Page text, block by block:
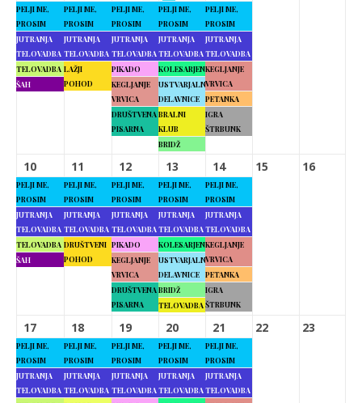
PELJI ME,
PROSIM
JUTRANJA
TELOVADBA
TELOVADBA
ŠAH
PELJI ME,
PROSIM
JUTRANJA
TELOVADBA
LAŽJI
POHOD
PELJI ME,
PROSIM
JUTRANJA
TELOVADBA
PIKADO
KEGLJANJE
VRVICA
DRUŠTVENA
PISARNA
PELJI ME,
PROSIM
JUTRANJA
TELOVADBA
KOLESARJENJE
USTVARJALNE
DELAVNICE
BRALNI
KLUB
BRIDŽ
PELJI ME,
PROSIM
JUTRANJA
TELOVADBA
KEGLJANJE
VRVICA
PETANKA
IGRA
ŠTRBUNK
10
PELJI ME,
PROSIM
JUTRANJA
TELOVADBA
TELOVADBA
ŠAH
11
PELJI ME,
PROSIM
JUTRANJA
TELOVADBA
DRUŠTVENI
POHOD
12
PELJI ME,
PROSIM
JUTRANJA
TELOVADBA
PIKADO
KEGLJANJE
VRVICA
DRUŠTVENA
PISARNA
13
PELJI ME,
PROSIM
JUTRANJA
TELOVADBA
KOLESARJENJE
USTVARJALNE
DELAVNICE
BRIDŽ
TELOVADBA
14
PELJI ME,
PROSIM
JUTRANJA
TELOVADBA
KEGLJANJE
VRVICA
PETANKA
IGRA
ŠTRBUNK
15 16
17
PELJI ME,
PROSIM
JUTRANJA
TELOVADBA
18
PELJI ME,
PROSIM
JUTRANJA
TELOVADBA
19
PELJI ME,
PROSIM
JUTRANJA
TELOVADBA
20
PELJI ME,
PROSIM
JUTRANJA
TELOVADBA
21
PELJI ME,
PROSIM
JUTRANJA
TELOVADBA
22 23